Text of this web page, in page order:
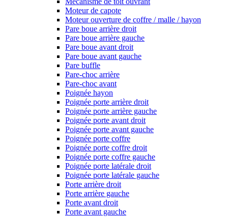
Moteur de capote
Moteur ouverture de coffre / malle / hayon
Pare boue arrière droit
Pare boue arrière gauche
Pare boue avant droit
Pare boue avant gauche
Pare buffle
Pare-choc arrière
Pare-choc avant
Poignée hayon
Poignée porte arrière droit
Poignée porte arrière gauche
Poignée porte avant droit
Poignée porte avant gauche
Poignée porte coffre
Poignée porte coffre droit
Poignée porte coffre gauche
Poignée porte latérale droit
Poignée porte latérale gauche
Porte arrière droit
Porte arrière gauche
Porte avant droit
Porte avant gauche